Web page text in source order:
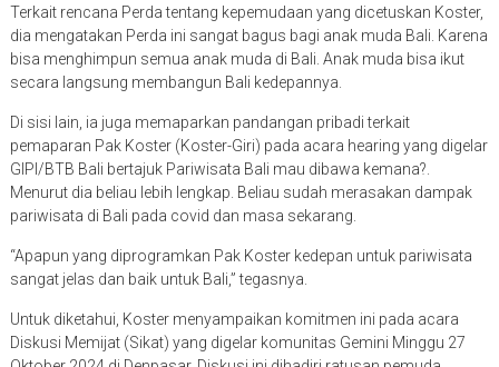
Terkait rencana Perda tentang kepemudaan yang dicetuskan Koster,
dia mengatakan Perda ini sangat bagus bagi anak muda Bali. Karena
bisa menghimpun semua anak muda di Bali. Anak muda bisa ikut
secara langsung membangun Bali kedepannya.
Di sisi lain, ia juga memaparkan pandangan pribadi terkait
pemaparan Pak Koster (Koster-Giri) pada acara hearing yang digelar
GIPI/BTB Bali bertajuk Pariwisata Bali mau dibawa kemana?.
Menurut dia beliau lebih lengkap. Beliau sudah merasakan dampak
pariwisata di Bali pada covid dan masa sekarang.
“Apapun yang diprogramkan Pak Koster kedepan untuk pariwisata
sangat jelas dan baik untuk Bali,” tegasnya.
Untuk diketahui, Koster menyampaikan komitmen ini pada acara
Diskusi Memijat (Sikat) yang digelar komunitas Gemini Minggu 27